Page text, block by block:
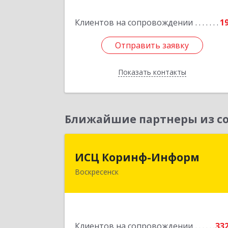
Клиентов на сопровождении
Отправить заявку
Показать контакты
Подробнее
Ближайшие партнеры из
ИСЦ Коринф-Информ
Воскресенск
ИСЦ Коринф-Информ